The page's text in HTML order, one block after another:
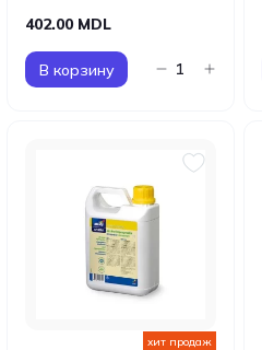
402.00 MDL
В корзину
хит продаж